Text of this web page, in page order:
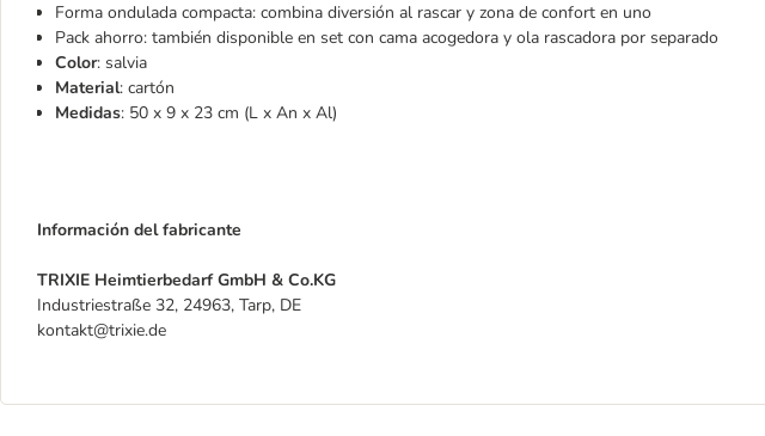
Forma ondulada compacta: combina diversión al rascar y zona de confort en uno
Pack ahorro: también disponible en set con cama acogedora y ola rascadora por separado
Color: salvia
Material: cartón
Medidas: 50 x 9 x 23 cm (L x An x Al)
Información del fabricante
TRIXIE Heimtierbedarf GmbH & Co.KG
Industriestraße 32, 24963, Tarp, DE
kontakt@trixie.de